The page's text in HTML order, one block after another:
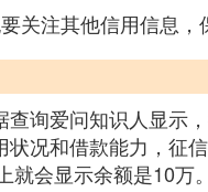
注其他信用信息，
询爱问知识人显示
况和借款能力，征
会显示余额是10万。